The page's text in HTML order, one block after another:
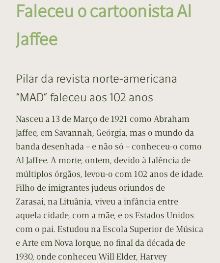
Faleceu o cartoonista Al
Jaffee
Pilar da revista norte-americana
“MAD” faleceu aos 102 anos
Nasceu a 13 de Março de 1921 como Abraham
Jaffee, em Savannah, Geórgia, mas o mundo da
banda desenhada – e não só – conheceu-o como
Al Jaffee. A morte, ontem, devido à falência de
múltiplos órgãos, levou-o com 102 anos de idade.
Filho de imigrantes judeus oriundos de
Zarasai, na Lituânia, viveu a infância entre
aquela cidade, com a mãe, e os Estados Unidos
com o pai. Estudou na Escola Superior de Música
e Arte em Nova Iorque, no final da década de
1930, onde conheceu Will Elder, Harvey